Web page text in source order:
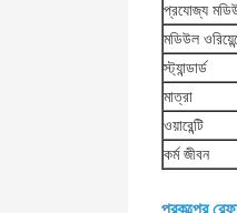
প্রযোজ্য
মডিউল
স্ট্যান্ডার্ড
মাত্রা
ওয়ারেন্টি
কর্ম জীবন